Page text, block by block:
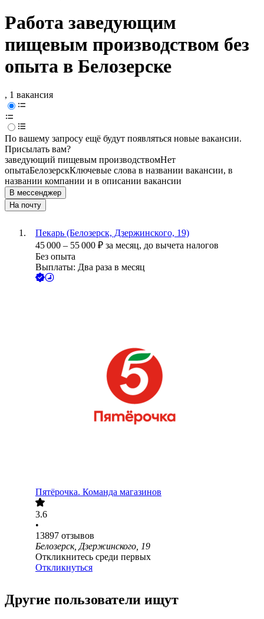
Работа заведующим
пищевым производством без
опыта в Белозерске
, 1 вакансия
По вашему запросу ещё будут появляться новые вакансии.
Присылать вам?
заведующий пищевым производствомНет
опытаБелозерскКлючевые слова в названии вакансии, в
названии компании и в описании вакансии
В мессенджер
На почту
Пекарь (Белозерск, Дзержинского, 19)
45 000 – 55 000 ₽ за месяц, до вычета налогов
Без опыта
Выплаты: Два раза в месяц
Пятёрочка. Команда магазинов
3.6
•
13897 отзывов
Белозерск, Дзержинского, 19
Откликнитесь среди первых
Откликнуться
Другие пользователи ищут